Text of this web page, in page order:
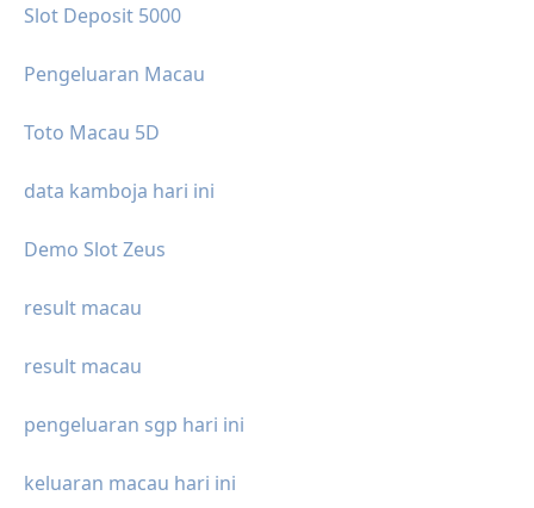
Slot Deposit 5000
Pengeluaran Macau
Toto Macau 5D
data kamboja hari ini
Demo Slot Zeus
result macau
result macau
pengeluaran sgp hari ini
keluaran macau hari ini